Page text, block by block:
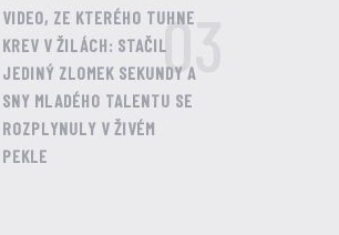
VIDEO, ZE KTERÉHO TUHNE
KREV V ŽILÁCH: STAČIL
JEDINÝ ZLOMEK SEKUNDY A
SNY MLADÉHO TALENTU SE
ROZPLYNULY V ŽIVÉM
PEKLE
03